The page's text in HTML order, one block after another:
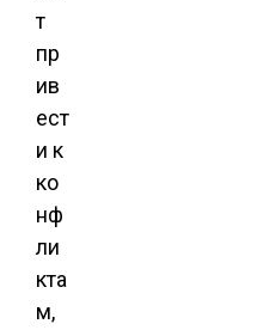
т
пр
ив
ест
и к
ко
нф
ли
кта
м,